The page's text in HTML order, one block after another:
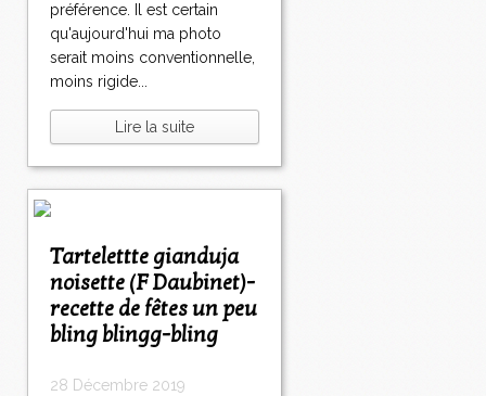
préférence. Il est certain
qu'aujourd'hui ma photo
serait moins conventionnelle,
moins rigide...
Lire la suite
Tartelettte gianduja
noisette (F Daubinet)-
recette de fêtes un peu
bling blingg-bling
28 Décembre 2019